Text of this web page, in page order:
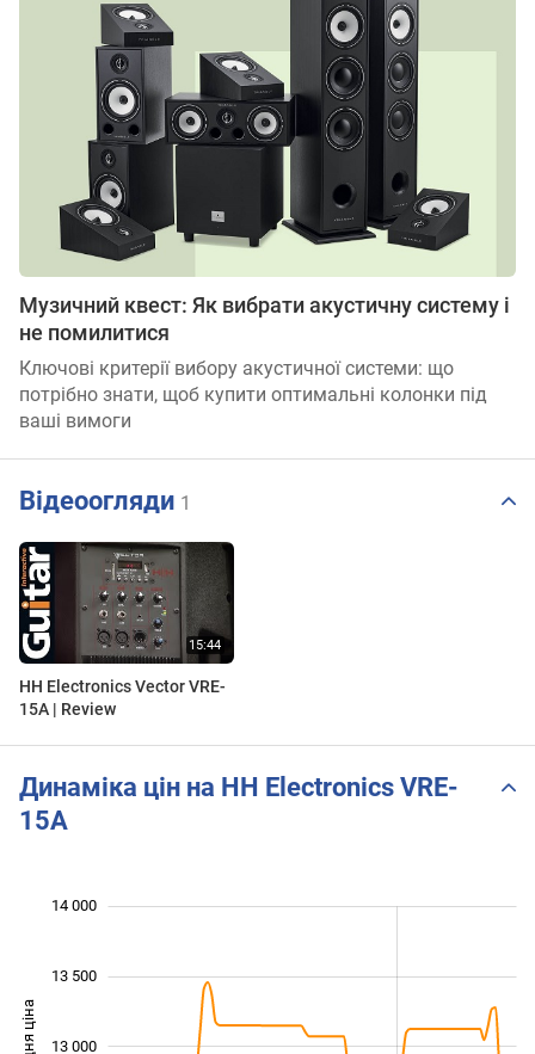
Музичний квест: Як вибрати акустичну систему і
не помилитися
Ключові критерії вибору акустичної системи: що
потрібно знати, щоб купити оптимальні колонки під
ваші вимоги
Відеоогляди 1
HH Electronics Vector VRE-
15A | Review
Динаміка цін на HH Electronics VRE-
15A
12 000
14 000
13 000
13 500